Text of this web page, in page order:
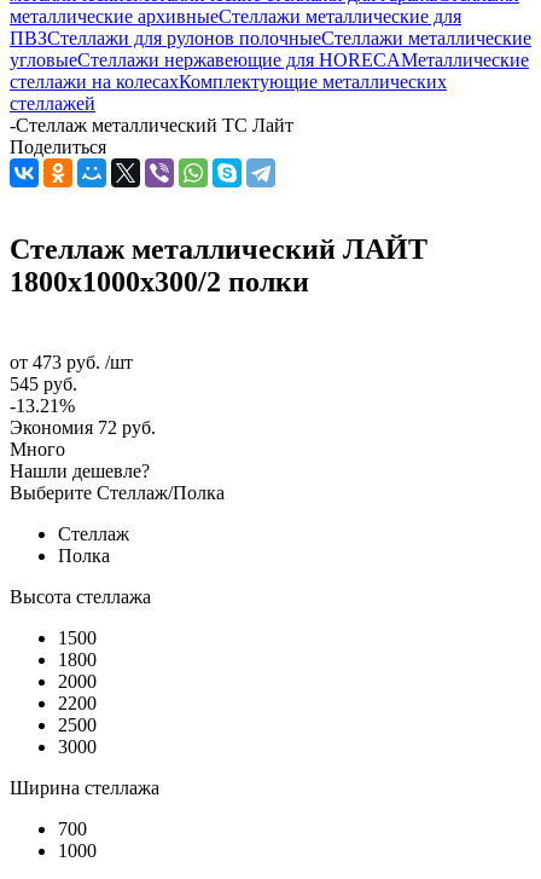
металлические архивныеСтеллажи металлические для
ПВЗСтеллажи для рулонов полочныеСтеллажи металлические
угловыеСтеллажи нержавеющие для HORECAМеталлические
стеллажи на колесахКомплектующие металлических
стеллажей
-Стеллаж металлический ТС Лайт
Поделиться
Стеллаж металлический ЛАЙТ
1800x1000x300/2 полки
от 473 руб. /шт
545 руб.
-13.21%
Экономия 72 руб.
Много
Нашли дешевле?
Выберите Стеллаж/Полка
Стеллаж
Полка
Высота стеллажа
1500
1800
2000
2200
2500
3000
Ширина стеллажа
700
1000